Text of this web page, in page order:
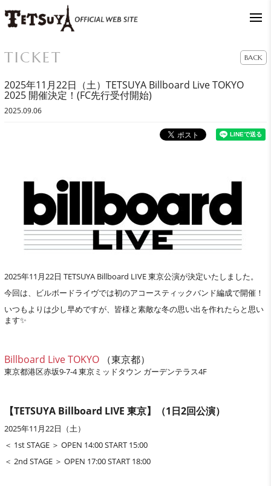
TICKET BACK
2025年11月22日（土）TETSUYA Billboard Live TOKYO
2025 開催決定！(FC先行受付開始)
2025.09.06
2025年11月22日 TETSUYA Billboard LIVE 東京公演が決定いたしました。
今回は、ビルボードライヴでは初のアコースティックバンド編成で開催！
いつもよりは少し早めですが、皆様と素敵な冬の思い出を作れたらと思い
ます✨
Billboard Live TOKYO （東京都）
東京都港区赤坂9-7-4 東京ミッドタウン ガーデンテラス4F
【TETSUYA Billboard LIVE 東京】（1日2回公演）
2025年11月22日（土）
＜ 1st STAGE ＞ OPEN 14:00 START 15:00
＜ 2nd STAGE ＞ OPEN 17:00 START 18:00